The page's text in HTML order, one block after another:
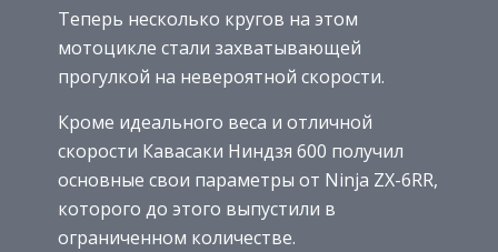
Теперь несколько кругов на этом
мотоцикле стали захватывающей
прогулкой на невероятной скорости.
Кроме идеального веса и отличной
скорости Кавасаки Ниндзя 600 получил
основные свои параметры от Ninja ZX-6RR,
которого до этого выпустили в
ограниченном количестве.